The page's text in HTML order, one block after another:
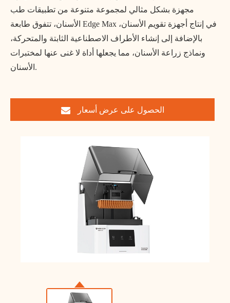
مجهزة بشكل مثالي لمجموعة متنوعة من تطبيقات طب
الأسنان، تتفوق طابعة Edge Max في إنتاج أجهزة تقويم الأسنان،
بالإضافة إلى إنشاء الأطراف الاصطناعية الثابتة والمتحركة،
ونماذج زراعة الأسنان، مما يجعلها أداة لا غنى عنها لمختبرات
الأسنان.
الحصول على عرض أسعار